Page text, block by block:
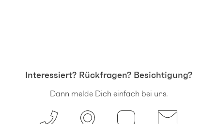
Interessiert? Rückfragen? Besichtigung?
Dann melde Dich einfach bei uns.